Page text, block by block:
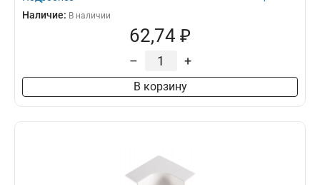
Наличие: В наличии
62,74 ₽
– +
В корзину